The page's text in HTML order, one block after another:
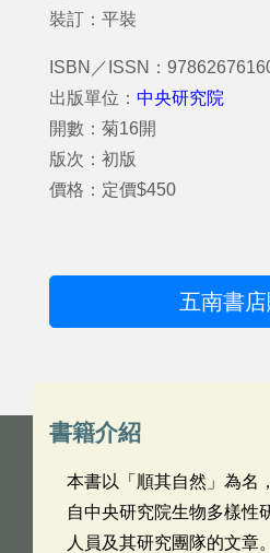
裝訂：平裝
ISBN／ISSN：
出版單位： 中央研究院
開數：菊16開
版次：初版
價格：定價$450
五南書
書籍介紹
本書以「順其自然」為名
自中央研究院生物多樣性
人員及其研究團隊的文章